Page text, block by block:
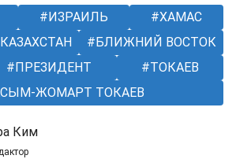
ИЗРАИЛЬ
ХАМАС
БЛИЖНИЙ ВОСТОК
ПРЕЗИДЕНТ
ТОКАЕВ
ЖОМАРТ ТОКАЕВ
Ким